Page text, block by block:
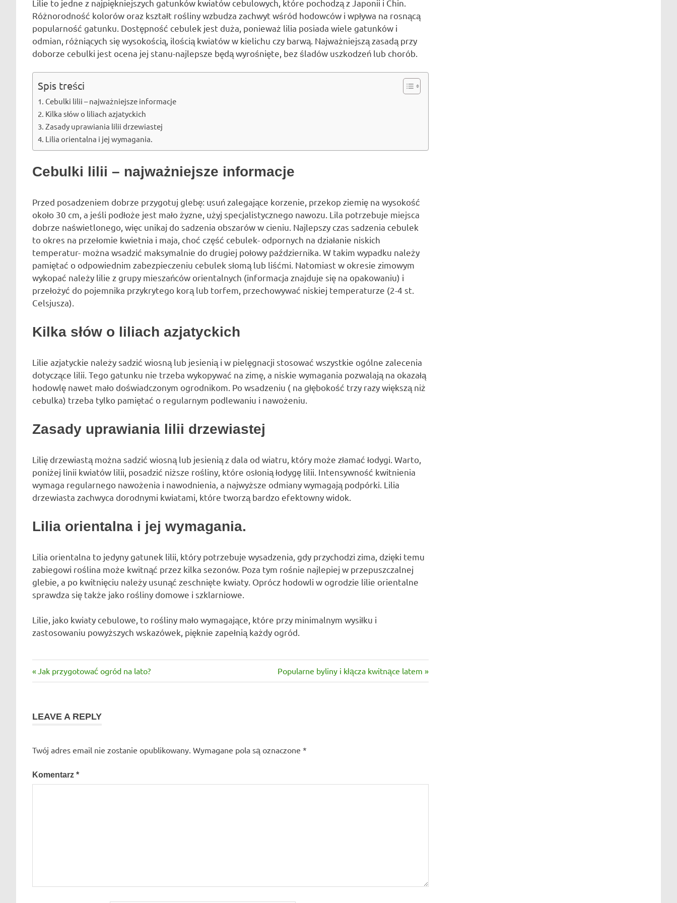
Lilie to jedne z najpiękniejszych gatunków kwiatów cebulowych, które pochodzą z Japonii i Chin.
Różnorodność kolorów oraz kształt rośliny wzbudza zachwyt wśród hodowców i wpływa na rosnącą
popularność gatunku. Dostępność cebulek jest duża, ponieważ lilia posiada wiele gatunków i
odmian, różniących się wysokością, ilością kwiatów w kielichu czy barwą. Najważniejszą zasadą przy
doborze cebulki jest ocena jej stanu-najlepsze będą wyrośnięte, bez śladów uszkodzeń lub chorób.
Spis treści
Cebulki lilii – najważniejsze informacje
Kilka słów o liliach azjatyckich
Zasady uprawiania lilii drzewiastej
Lilia orientalna i jej wymagania.
Cebulki lilii – najważniejsze informacje
Przed posadzeniem dobrze przygotuj glebę: usuń zalegające korzenie, przekop ziemię na wysokość
około 30 cm, a jeśli podłoże jest mało żyzne, użyj specjalistycznego nawozu. Lila potrzebuje miejsca
dobrze naświetlonego, więc unikaj do sadzenia obszarów w cieniu. Najlepszy czas sadzenia cebulek
to okres na przełomie kwietnia i maja, choć część cebulek- odpornych na działanie niskich
temperatur- można wsadzić maksymalnie do drugiej połowy października. W takim wypadku należy
pamiętać o odpowiednim zabezpieczeniu cebulek słomą lub liśćmi. Natomiast w okresie zimowym
wykopać należy lilie z grupy mieszańców orientalnych (informacja znajduje się na opakowaniu) i
przełożyć do pojemnika przykrytego korą lub torfem, przechowywać niskiej temperaturze (2-4 st.
Celsjusza).
Kilka słów o liliach azjatyckich
Lilie azjatyckie należy sadzić wiosną lub jesienią i w pielęgnacji stosować wszystkie ogólne zalecenia
dotyczące lilii. Tego gatunku nie trzeba wykopywać na zimę, a niskie wymagania pozwalają na okazałą
hodowlę nawet mało doświadczonym ogrodnikom. Po wsadzeniu ( na głębokość trzy razy większą niż
cebulka) trzeba tylko pamiętać o regularnym podlewaniu i nawożeniu.
Zasady uprawiania lilii drzewiastej
Lilię drzewiastą można sadzić wiosną lub jesienią z dala od wiatru, który może złamać łodygi. Warto,
poniżej linii kwiatów lilii, posadzić niższe rośliny, które osłonią łodygę lilii. Intensywność kwitnienia
wymaga regularnego nawożenia i nawodnienia, a najwyższe odmiany wymagają podpórki. Lilia
drzewiasta zachwyca dorodnymi kwiatami, które tworzą bardzo efektowny widok.
Lilia orientalna i jej wymagania.
Lilia orientalna to jedyny gatunek lilii, który potrzebuje wysadzenia, gdy przychodzi zima, dzięki temu
zabiegowi roślina może kwitnąć przez kilka sezonów. Poza tym rośnie najlepiej w przepuszczalnej
glebie, a po kwitnięciu należy usunąć zeschnięte kwiaty. Oprócz hodowli w ogrodzie lilie orientalne
sprawdza się także jako rośliny domowe i szklarniowe.
Lilie, jako kwiaty cebulowe, to rośliny mało wymagające, które przy minimalnym wysiłku i
zastosowaniu powyższych wskazówek, pięknie zapełnią każdy ogród.
lilii
lilie
orientalne
sadzenie
Nawigacja
Previous
Post:
Jak przygotować ogród na lato?
Next
Post:
Popularne byliny i kłącza kwitnące latem
LEAVE A REPLY
Twój adres email nie zostanie opublikowany. Wymagane pola są oznaczone *
Komentarz *